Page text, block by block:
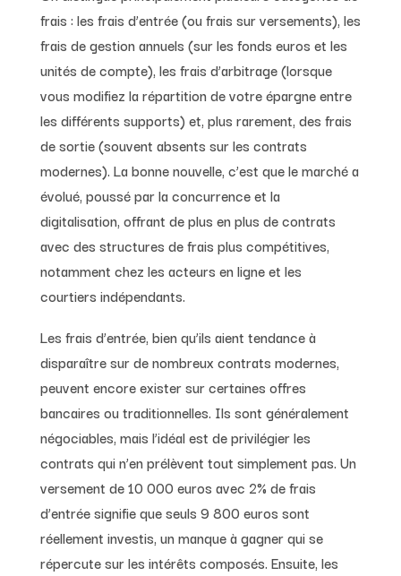
frais : les frais d’entrée (ou frais sur versements), les
frais de gestion annuels (sur les fonds euros et les
unités de compte), les frais d’arbitrage (lorsque
vous modifiez la répartition de votre épargne entre
les différents supports) et, plus rarement, des frais
de sortie (souvent absents sur les contrats
modernes). La bonne nouvelle, c’est que le marché a
évolué, poussé par la concurrence et la
digitalisation, offrant de plus en plus de contrats
avec des structures de frais plus compétitives,
notamment chez les acteurs en ligne et les
courtiers indépendants.
Les frais d’entrée, bien qu’ils aient tendance à
disparaître sur de nombreux contrats modernes,
peuvent encore exister sur certaines offres
bancaires ou traditionnelles. Ils sont généralement
négociables, mais l’idéal est de privilégier les
contrats qui n’en prélèvent tout simplement pas. Un
versement de 10 000 euros avec 2% de frais
d’entrée signifie que seuls 9 800 euros sont
réellement investis, un manque à gagner qui se
répercute sur les intérêts composés. Ensuite, les